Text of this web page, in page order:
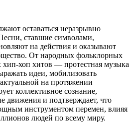
оставаться неразрывно
ставшие символами,
на действия и оказывают
От народных фольклорных
хоп хитов — протестная музыка
идеи, мобилизовать
на протяжении
коллективное сознание,
движения и подтверждает, что
инструментом перемен, влияя
людей по всему миру.